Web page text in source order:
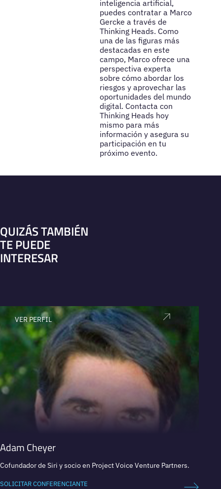
inteligencia artificial,
puedes contratar a Marco
Gercke a través de
Thinking Heads. Como
una de las figuras más
destacadas en este
campo, Marco ofrece una
perspectiva experta
sobre cómo abordar los
riesgos y aprovechar las
oportunidades del mundo
digital. Contacta con
Thinking Heads hoy
mismo para más
información y asegura su
participación en tu
próximo evento.
QUIZÁS TAMBIÉN
TE PUEDE
INTERESAR
VER PERFIL
Adam Cheyer
Cofundador de Siri y socio en Project Voice Venture Partners.
SOLICITAR CONFERENCIANTE